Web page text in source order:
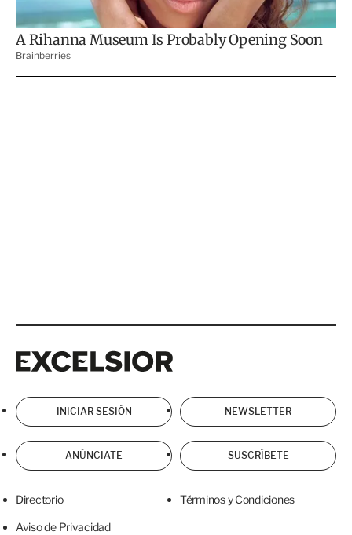
INICIAR SESIÓN NEWSLETTER
ANÚNCIATE SUSCRÍBETE
Directorio Términos y Condiciones
Aviso de Privacidad